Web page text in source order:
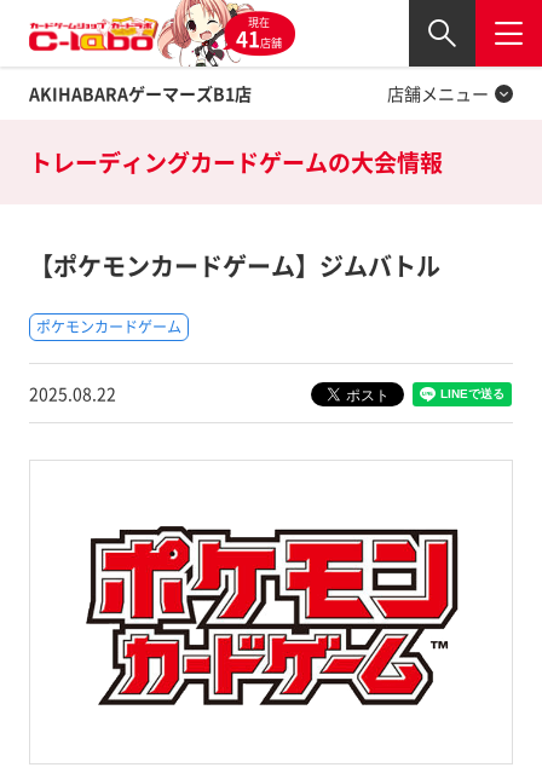
現在
41店舗
AKIHABARAゲーマーズB1店
閉じる
店舗メニュー
Twitter
トレーディングカードゲームの大会情報
【ポケモンカードゲーム】ジムバトル
ポケモンカードゲーム
2025.08.22